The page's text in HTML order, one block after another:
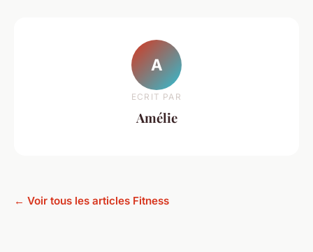
A
ECRIT PAR
Amélie
← Voir tous les articles Fitness